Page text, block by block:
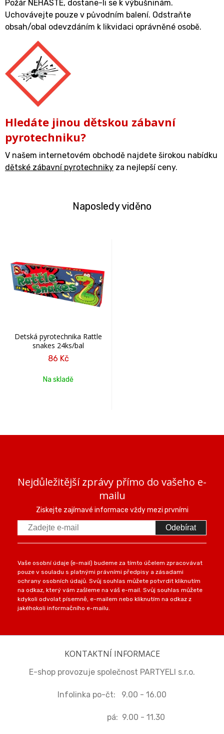
Požár NEHASTE, dostane-li se k výbušninám.
Uchovávejte pouze v původním balení. Odstraňte
obsah/obal odevzdáním k likvidaci oprávněné osobě.
Hledáte jinou dětskou zábavní
pyrotechniku?
V našem internetovém obchodě najdete širokou nabídku
dětské zábavní pyrotechniky za nejlepší ceny.
Naposledy viděno
Detská pyrotechnika Rattle
snakes 24ks/bal
86 Kč
Na skladě
Nejdůležitější zprávy přímo do vašeho e-
mailu
Ziskejte zajímavé informace vždy mezi prvními
Odebírat
Vaše osobní údaje (e-mail) budeme za tímto účelem zpracovávat
pouze v souladu s platnými právními předpisy a zásadami
ochrany osobních údajů. Svůj souhlas můžete potvrdit kliknutím
na odkaz, který vám zašleme na váš e-mail. Svůj souhlas můžete
kdykoli odvolat písemně, e-mailem nebo kliknutím na odkaz z
jakéhokoli informačního e-mailu.
KONTAKTNÍ INFORMACE
E-shop provozuje společnost PARTYELI s.r.o.
Infolinka po-čt: 9.00 - 16.00
pá: 9.00 - 11.30